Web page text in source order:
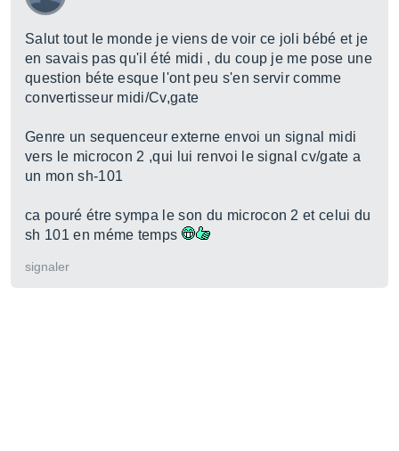
Salut tout le monde je viens de voir ce joli bébé et je
en savais pas qu'il été midi , du coup je me pose une
question béte esque l'ont peu s'en servir comme
convertisseur midi/Cv,gate
Genre un sequenceur externe envoi un signal midi
vers le microcon 2 ,qui lui renvoi le signal cv/gate a
un mon sh-101
ca pouré étre sympa le son du microcon 2 et celui du
sh 101 en méme temps
signaler